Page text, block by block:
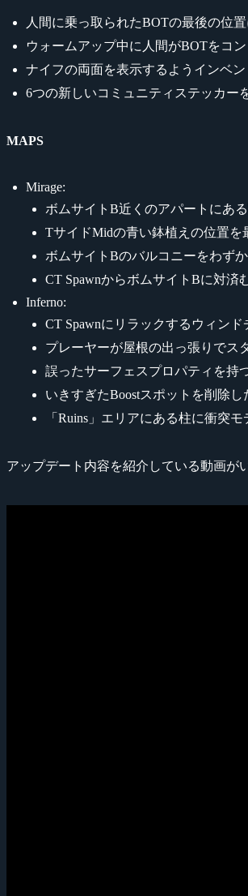
人間に乗っ取られたBOTの最後の位
ウォームアップ中に人間がBOTをコ
ナイフの両面を表示するようインベ
6つの新しいコミュニティステッカー
MAPS
Mirage:
ボムサイトB近くのアパートにあ
TサイドMidの青い鉢植えの位置を
ボムサイトBのバルコニーをわず
CT SpawnからボムサイトBに対済
Inferno:
CT Spawnにリラックするウィン
プレーヤーが屋根の出っ張りでス
誤ったサーフェスプロパティを持
いきすぎたBoostスポットを削除し
「Ruins」エリアにある柱に衝突
アップデート内容を紹介している動画が